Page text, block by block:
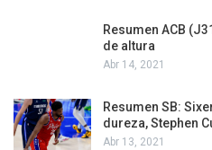
Resumen ACB
de altura
Abr 14, 2021
Resumen SB:
dureza, Stephen
Abr 13, 2021